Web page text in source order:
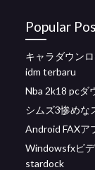
Popular
キャラダウン
idm terbaru
Nba 2k18 pcダ
シムズ3惨めな
Android FAXア
Windowsfxビ
stardock